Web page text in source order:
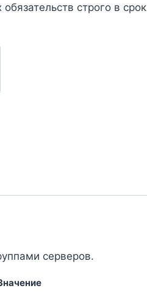
строго в срок
серверов.